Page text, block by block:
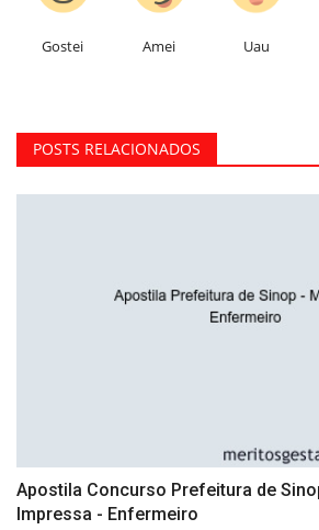
Gostei Amei Uau
POSTS RELACIONADOS
Apostila Concurso Prefeitura de
Impressa - Enfermeiro